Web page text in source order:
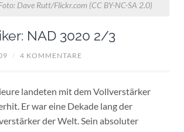
Dave Rutt/Flickr.com (CC BY-NC-SA 2.0)
NAD 3020 2/3
/ 4 KOMMENTARE
landeten mit dem Vollverstärker
Er war eine Dekade lang der
der Welt. Sein absoluter